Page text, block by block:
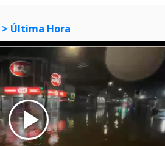
> Última Hora